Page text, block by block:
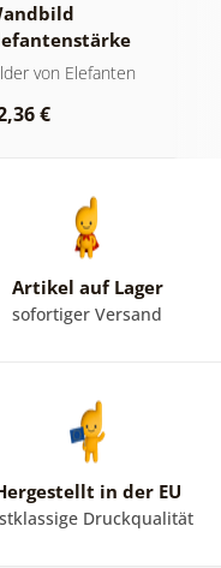
Ruhe
von Elefanten
€
Artikel auf Lager
sofortiger Versand
in der EU
Druckqualität